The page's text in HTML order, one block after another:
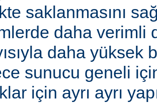
saklanmasını
daha verimli
daha yüksek
sunucu geneli
için ayrı ayrı